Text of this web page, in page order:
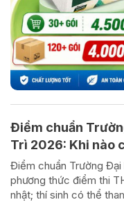
Điểm chuẩn
Trì 2026: Khi nào
Điểm chuẩn Trường
phương thức điểm thi
nhật; thí sinh có thể